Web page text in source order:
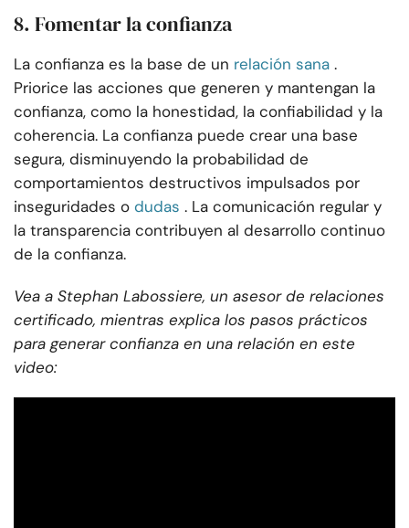
8. Fomentar la confianza
La confianza es la base de un relación sana .
Priorice las acciones que generen y mantengan la
confianza, como la honestidad, la confiabilidad y la
coherencia. La confianza puede crear una base
segura, disminuyendo la probabilidad de
comportamientos destructivos impulsados por
inseguridades o dudas . La comunicación regular y
la transparencia contribuyen al desarrollo continuo
de la confianza.
Vea a Stephan Labossiere, un asesor de relaciones
certificado, mientras explica los pasos prácticos
para generar confianza en una relación en este
video: